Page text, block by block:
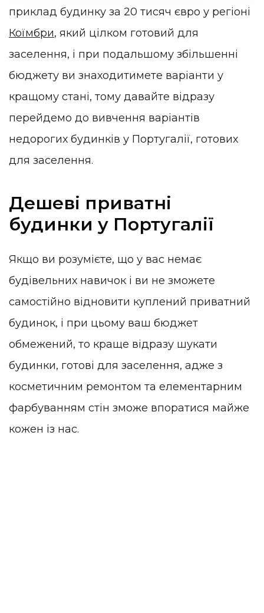
приклад будинку за 20 тисяч євро у регіоні
Коїмбри, який цілком готовий для
заселення, і при подальшому збільшенні
бюджету ви знаходитимете варіанти у
кращому стані, тому давайте відразу
перейдемо до вивчення варіантів
недорогих будинків у Португалії, готових
для заселення.
Дешеві приватні
будинки у Португалії
Якщо ви розумієте, що у вас немає
будівельних навичок і ви не зможете
самостійно відновити куплений приватний
будинок, і при цьому ваш бюджет
обмежений, то краще відразу шукати
будинки, готові для заселення, адже з
косметичним ремонтом та елементарним
фарбуванням стін зможе впоратися майже
кожен із нас.